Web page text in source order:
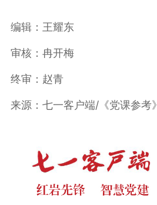
编辑：王耀东
审核：冉开梅
终审：赵青
来源：七一客户端/《党课参考》